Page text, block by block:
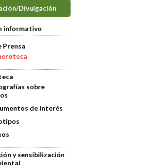
Divulgación
informativo
Prensa
sobre
de interés
y sensibilización